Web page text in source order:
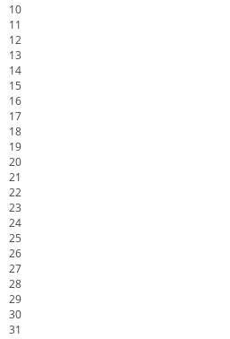
10
11
12
13
14
15
16
17
18
19
20
21
22
23
24
25
26
27
28
29
30
31